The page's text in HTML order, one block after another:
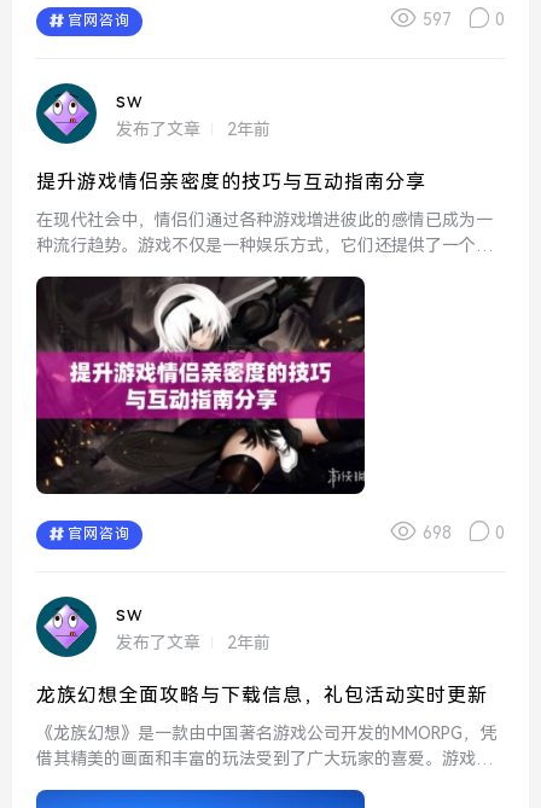
官网咨询 597 0
sw
发布了文章 2年前
提升游戏情侣亲密度的技巧与互动指南分享
在现代社会中，情侣们通过各种游戏增进彼此的感情已成为一
种流行趋势。游戏不仅是一种娱乐方式，它们还提供了一个互
游戏中的情侣亲密度，需要一些巧妙的技巧和有效的互动方
式。以下将...
官网咨询 698 0
sw
发布了文章 2年前
龙族幻想全面攻略与下载信息，礼包活动实时更新
《龙族幻想》是一款由中国著名游戏公司开发的MMORPG，凭
借其精美的画面和丰富的玩法受到了广大玩家的喜爱。游戏以